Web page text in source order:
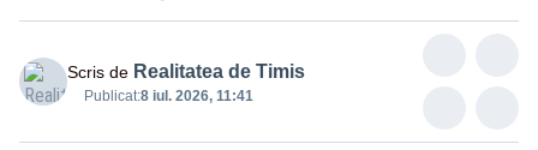
Scris de Realitatea de Timis
Publicat:8 iul. 2026, 11:41